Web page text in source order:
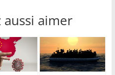
aimer